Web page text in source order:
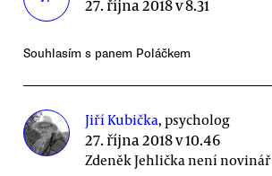
27. října 2018 v 8.31
Souhlasím s panem Poláčkem
Jiří Kubička, psycholog
27. října 2018 v 10.46
Zdeněk Jehlička není novinář